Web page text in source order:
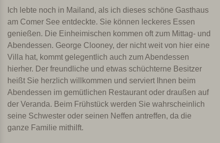
Ich lebte noch in Mailand, als ich dieses schöne Gasthaus
am Comer See entdeckte. Sie können leckeres Essen
genießen. Die Einheimischen kommen oft zum Mittag- und
Abendessen. George Clooney, der nicht weit von hier eine
Villa hat, kommt gelegentlich auch zum Abendessen
hierher. Der freundliche und etwas schüchterne Besitzer
heißt Sie herzlich willkommen und serviert Ihnen beim
Abendessen im gemütlichen Restaurant oder draußen auf
der Veranda. Beim Frühstück werden Sie wahrscheinlich
seine Schwester oder seinen Neffen antreffen, da die
ganze Familie mithilft.